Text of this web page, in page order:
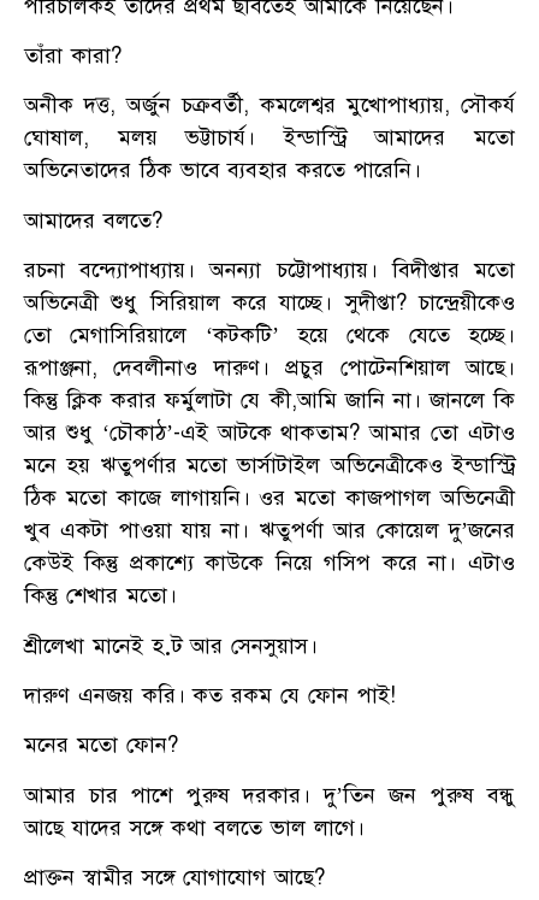
পরিচালকই তাঁদের প্রথম ছবিতেই আমাকে নিয়েছেন।
তাঁরা কারা?
অনীক দত্ত, অর্জুন চক্রবর্তী, কমলেশ্বর মুখোপাধ্যায়, সৌকর্য
ঘোষাল, মলয় ভট্টাচার্য। ইন্ডাস্ট্রি আমাদের মতো
অভিনেতাদের ঠিক ভাবে ব্যবহার করতে পারেনি।
আমাদের বলতে?
রচনা বন্দ্যোপাধ্যায়। অনন্যা চট্টোপাধ্যায়। বিদীপ্তার মতো
অভিনেত্রী শুধু সিরিয়াল করে যাচ্ছে। সুদীপ্তা? চান্দ্রেয়ীকেও
তো মেগাসিরিয়ালে ‘কটকটি’ হয়ে থেকে যেতে হচ্ছে।
রূপাঞ্জনা, দেবলীনাও দারুণ। প্রচুর পোটেনশিয়াল আছে।
কিন্তু ক্লিক করার ফর্মুলাটা যে কী,আমি জানি না। জানলে কি
আর শুধু ‘চৌকাঠ’-এই আটকে থাকতাম? আমার তো এটাও
মনে হয় ঋতুপর্ণার মতো ভার্সাটাইল অভিনেত্রীকেও ইন্ডাস্ট্রি
ঠিক মতো কাজে লাগায়নি। ওর মতো কাজপাগল অভিনেত্রী
খুব একটা পাওয়া যায় না। ঋতুপর্ণা আর কোয়েল দু’জনের
কেউই কিন্তু প্রকাশ্যে কাউকে নিয়ে গসিপ করে না। এটাও
কিন্তু শেখার মতো।
শ্রীলেখা মানেই হ়ট আর সেনসুয়াস।
দারুণ এনজয় করি। কত রকম যে ফোন পাই!
মনের মতো ফোন?
আমার চার পাশে পুরুষ দরকার। দু’তিন জন পুরুষ বন্ধু
আছে যাদের সঙ্গে কথা বলতে ভাল লাগে।
প্রাক্তন স্বামীর সঙ্গে যোগাযোগ আছে?